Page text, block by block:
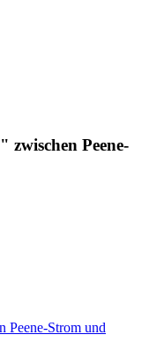
Peene-
Peene-Strom und